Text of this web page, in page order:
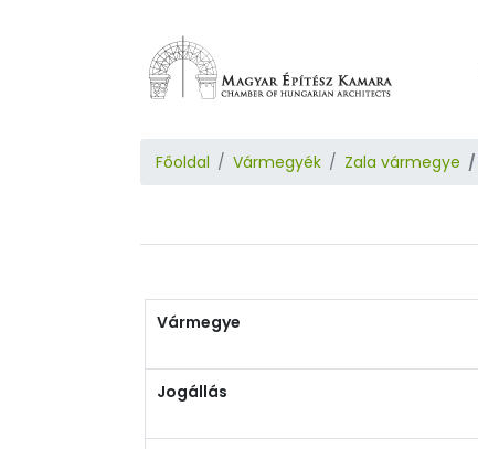
Főoldal Vármegyék Zala vármegye
Vármegye
Jogállás